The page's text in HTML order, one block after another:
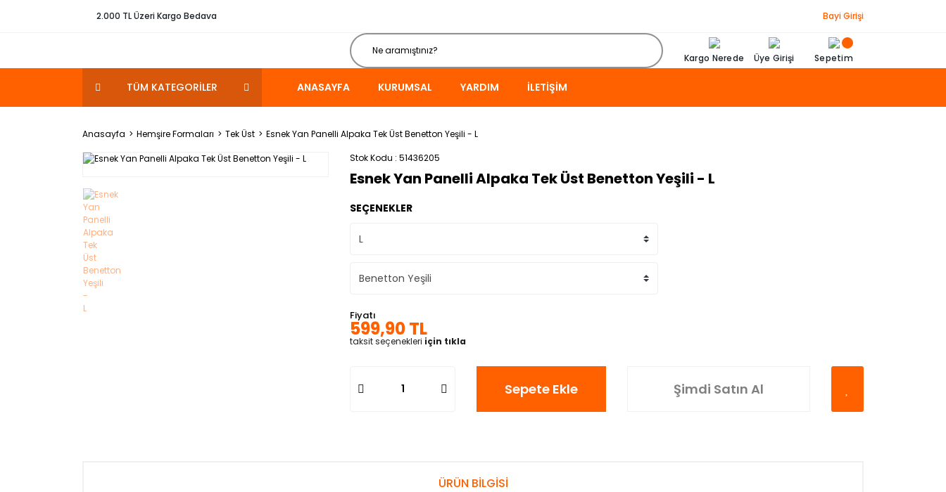
2.000 TL Üzeri Kargo Bedava Bayi Girişi
Kargo Nerede Üye Girişi Sepetim
TÜM KATEGORİLER ANASAYFA KURUMSAL YARDIM İLETIŞIM
Anasayfa Hemşire Formaları Tek Üst
Esnek Yan Panelli Alpaka Tek Üst Benetton Yeşili - L
Stok Kodu 51436205
Esnek Yan Panelli Alpaka Tek Üst Benetton Yeşili - L
SEÇENEKLER
Fiyatı
599,90 TL
taksit seçenekleri için tıkla
Sepete Ekle Şimdi Satın Al
ÜRÜN BİLGİSİ